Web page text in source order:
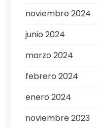
noviembre 2024
junio 2024
marzo 2024
febrero 2024
enero 2024
noviembre 2023